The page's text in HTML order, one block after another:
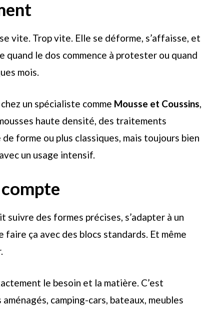
vite. Trop vite. Elle se déforme, s’affaisse, et
quand le dos commence à protester ou quand
mois.
un spécialiste comme Mousse et Coussins
haute densité, des traitements
forme ou plus classiques, mais toujours bien
un usage intensif.
suivre des formes précises, s’adapter à un
ça avec des blocs standards. Et même
le besoin et la matière. C’est
camping-cars, bateaux, meubles